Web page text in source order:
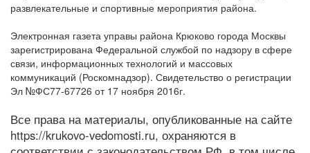
развлекательные и спортивные мероприятия района.
Электронная газета управы района Крюково города Москвы
зарегистрирована Федеральной службой по надзору в сфере
связи, информационных технологий и массовых
коммуникаций (Роскомнадзор). Свидетельство о регистрации
Эл №ФС77-67726 от 17 ноября 2016г.
Все права на материалы, опубликованные на сайте
https://krukovo-vedomosti.ru, охраняются в